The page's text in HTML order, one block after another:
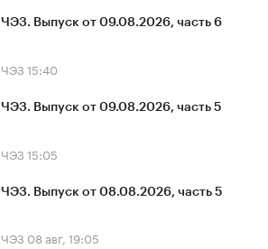
ЧЭЗ. Выпуск от 09.08.2026, часть 6
ЧЭЗ 15:40
ЧЭЗ. Выпуск от 09.08.2026, часть 5
ЧЭЗ 15:05
ЧЭЗ. Выпуск от 08.08.2026, часть 5
ЧЭЗ 08 авг, 19:05